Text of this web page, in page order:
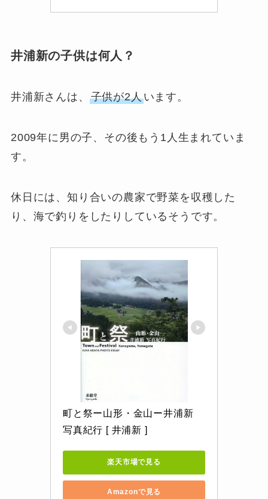
井浦新の子供は何人？
井浦新さんは、 子供が2人います。
2009年に男の子、その後もう1人生まれていま
す。
休日には、知り合いの農家で野菜を収穫した
り、海で釣りをしたりしているそうです。
町と祭ー山形・金山ー井浦新
写真紀行 [ 井浦新 ]
楽天市場で見る
Amazonで見る